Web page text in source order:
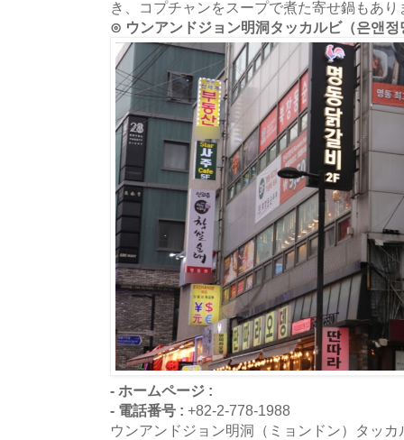
き、コプチャンをスープで煮た寄せ鍋もあり
⊙ ウンアンドジョン明洞タッカルビ（은앤정
- ホームページ :
- 電話番号 : +82-2-778-1988
ウンアンドジョン明洞（ミョンドン）タッ